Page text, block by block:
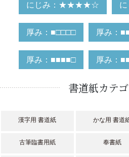
にじみ：★★★★☆
厚み：■□□□□ 厚み：
厚み：■■■■□ 厚み：
書道紙カテ
漢字用 書道紙 かな用 書道
古筆臨書用紙 奉書紙